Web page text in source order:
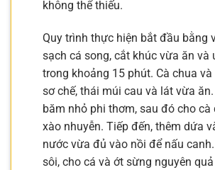
không thể thiếu.
Quy trình thực hiện bắt đầu bằng
sạch cá song, cắt khúc vừa ăn và
trong khoảng 15 phút. Cà chua
sơ chế, thái múi cau và lát vừa
băm nhỏ phi thơm, sau đó cho cà
xào nhuyễn. Tiếp đến, thêm dứa
nước vừa đủ vào nồi để nấu
sôi, cho cá và ớt sừng nguyên